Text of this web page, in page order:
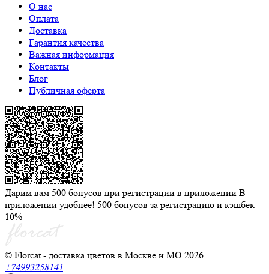
О нас
Оплата
Доставка
Гарантия качества
Важная информация
Контакты
Блог
Публичная оферта
Дарим вам 500 бонусов при регистрации в приложении В
приложении удобнее! 500 бонусов за регистрацию и кэшбек
10%
© Florcat - доставка цветов в Москве и МО 2026
+74993258141